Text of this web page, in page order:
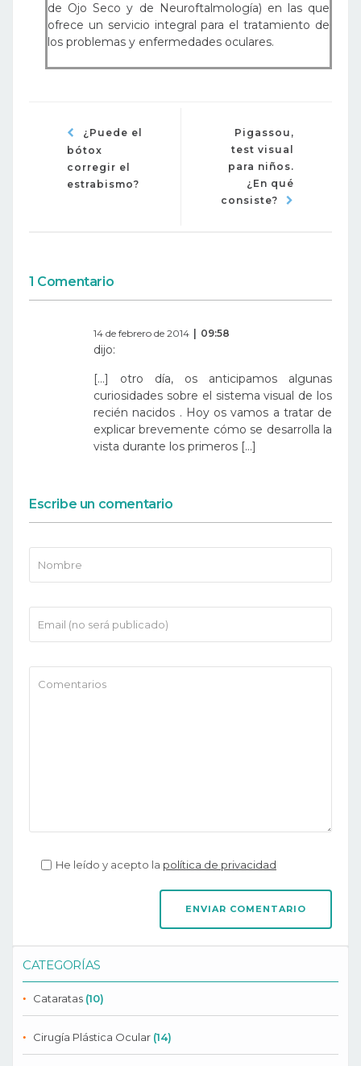
de Ojo Seco y de Neuroftalmología) en las que
ofrece un servicio integral para el tratamiento de
los problemas y enfermedades oculares.
¿Puede el
bótox
corregir el
estrabismo?
Pigassou,
test visual
para niños.
¿En qué
consiste?
1 Comentario
14 de febrero de 2014 09:58
dijo:
[…] otro día, os anticipamos algunas
curiosidades sobre el sistema visual de los
recién nacidos . Hoy os vamos a tratar de
explicar brevemente cómo se desarrolla la
vista durante los primeros […]
Escribe un comentario
He leído y acepto la política de privacidad
CATEGORÍAS
Cataratas (10)
Cirugía Plástica Ocular (14)